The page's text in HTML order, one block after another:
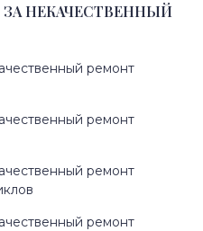
НЕКАЧЕСТВЕННЫЙ
ремонт
ремонт
ремонт
ремонт